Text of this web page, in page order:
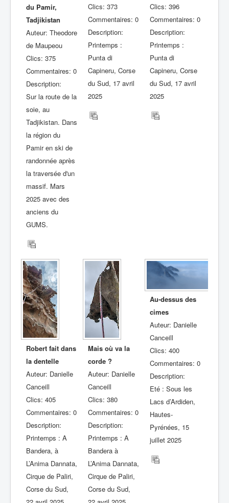
du Pamir,
Tadjikistan
Auteur: Theodore
de Maupeou
Clics: 375
Commentaires: 0
Description:
Sur la route de la
soie, au
Tadjikistan. Dans
la région du
Pamir en ski de
randonnée après
la traversée d'un
massif. Mars
2025 avec des
anciens du
GUMS.
Clics: 373
Commentaires: 0
Description:
Printemps :
Punta di
Capineru, Corse
du Sud, 17 avril
2025
Clics: 396
Commentaires: 0
Description:
Printemps :
Punta di
Capineru, Corse
du Sud, 17 avril
2025
Robert fait dans
la dentelle
Auteur: Danielle
Canceill
Clics: 405
Commentaires: 0
Description:
Printemps : A
Bandera, à
L’Anima Dannata,
Cirque de Paliri,
Corse du Sud,
Mais où va la
corde ?
Auteur: Danielle
Canceill
Clics: 380
Commentaires: 0
Description:
Printemps : A
Bandera à
L’Anima Dannata,
Cirque de Paliri,
Corse du Sud,
Au-dessus des
cimes
Auteur: Danielle
Canceill
Clics: 400
Commentaires: 0
Description:
Eté : Sous les
Lacs d’Ardiden,
Hautes-
Pyrénées, 15
juillet 2025